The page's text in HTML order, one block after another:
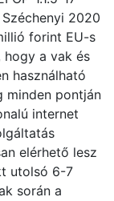
2020
forint EU-s
hogy a vak és
használható
minden pontján
internet
elérhető lesz
utolsó 6-7
során a